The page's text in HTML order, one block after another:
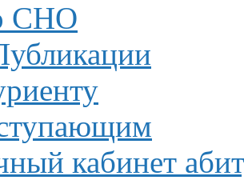
СНО
кабинет